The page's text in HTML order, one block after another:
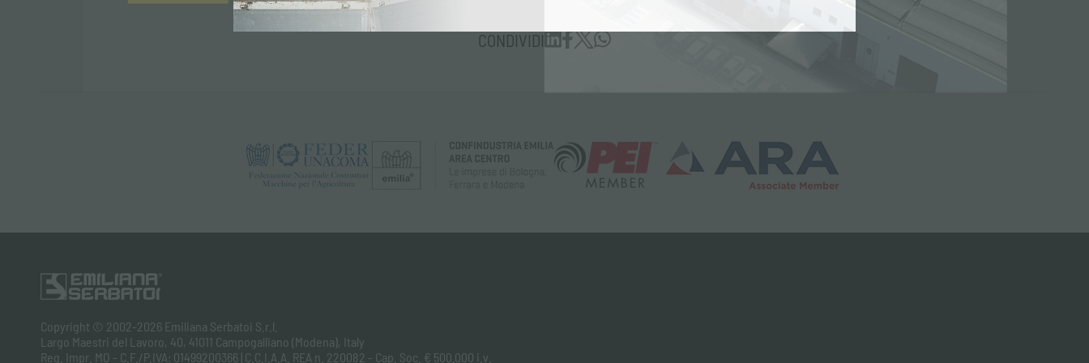
CONDIVIDI
Copyright © 2002-2026 Emiliana Serbatoi S.r.l.
Largo Maestri del Lavoro, 40, 41011 Campogalliano (Modena), Italy
Reg. Impr. MO - C.F./P.IVA: 01499200366 | C.C.I.A.A. REA n. 220082 - Cap. Soc. € 500.000 i.v.